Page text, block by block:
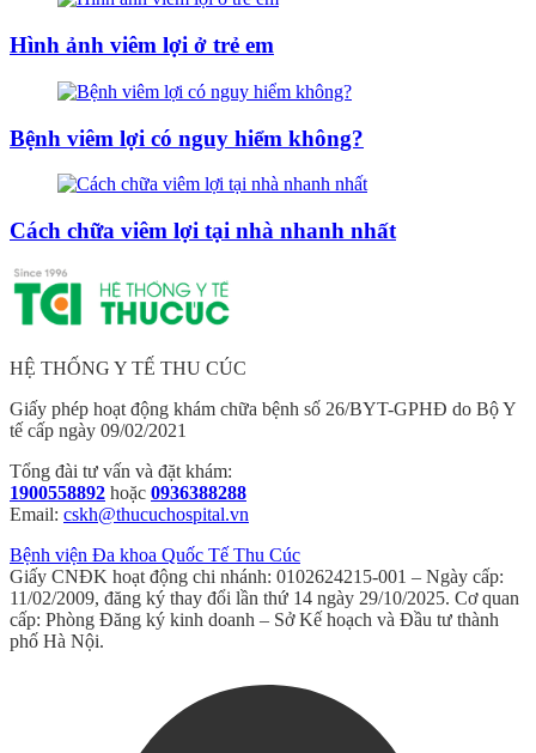
Hình ảnh viêm lợi ở trẻ em
Bệnh viêm lợi có nguy hiểm không?
Cách chữa viêm lợi tại nhà nhanh nhất
HỆ THỐNG Y TẾ THU CÚC
Giấy phép hoạt động khám chữa bệnh số 26/BYT-GPHĐ do Bộ Y
tế cấp ngày 09/02/2021
Tổng đài tư vấn và đặt khám:
1900558892 hoặc 0936388288
Email: cskh@thucuchospital.vn
Bệnh viện Đa khoa Quốc Tế Thu Cúc
Giấy CNĐK hoạt động chi nhánh: 0102624215-001 – Ngày cấp:
11/02/2009, đăng ký thay đổi lần thứ 14 ngày 29/10/2025. Cơ quan
cấp: Phòng Đăng ký kinh doanh – Sở Kế hoạch và Đầu tư thành
phố Hà Nội.